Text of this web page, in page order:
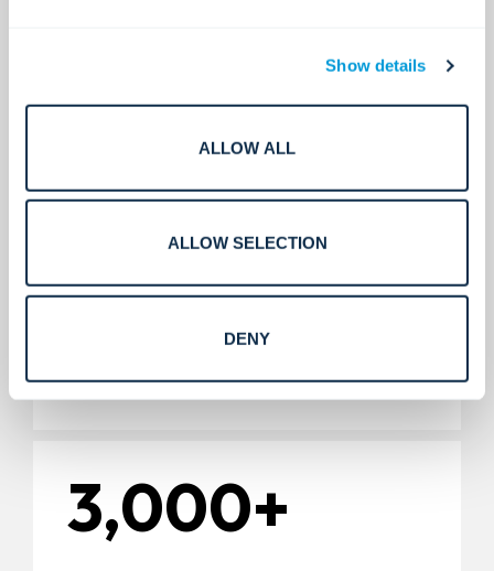
Show details
ALLOW ALL
ALLOW SELECTION
DENY
5,000+
11,000+
Kolega di seluruh dunia.
3,000+